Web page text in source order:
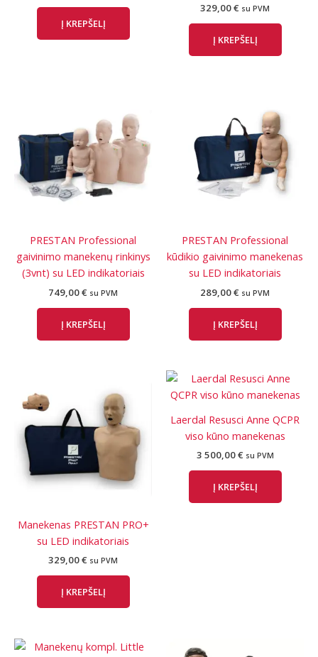
Į KREPŠELĮ
329,00€ su PVM
Į KREPŠELĮ
PRESTAN Professional
gaivinimo manekenų rinkinys
(3vnt) su LED indikatoriais
749,00€ su PVM
Į KREPŠELĮ
PRESTAN Professional
kūdikio gaivinimo manekenas
su LED indikatoriais
289,00€ su PVM
Į KREPŠELĮ
Manekenas PRESTAN PRO+
su LED indikatoriais
329,00€ su PVM
Į KREPŠELĮ
Laerdal Resusci Anne QCPR
viso kūno manekenas
3 500,00€ su PVM
Į KREPŠELĮ